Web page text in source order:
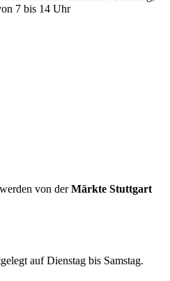
7 bis 14 Uhr
von derMärkte Stuttgart
auf Dienstag bis Samstag.